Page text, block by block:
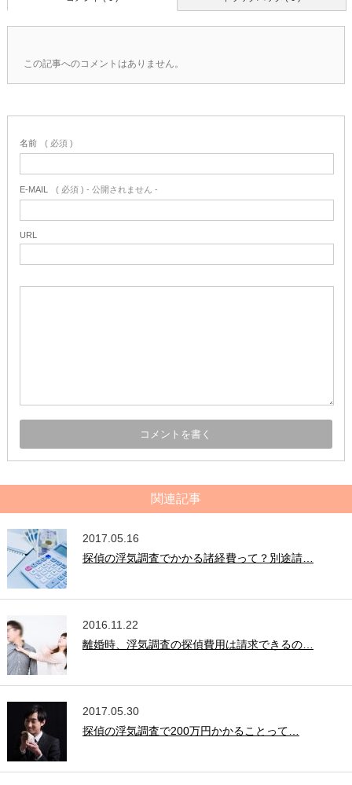
この記事へのコメントはありません。
名前 ( 必須 )
E-MAIL ( 必須 ) - 公開されません -
URL
関連記事
2017.05.16
探偵の浮気調査でかかる諸経費って？別途請…
2016.11.22
離婚時、浮気調査の探偵費用は請求できるの…
2017.05.30
探偵の浮気調査で200万円かかることって…